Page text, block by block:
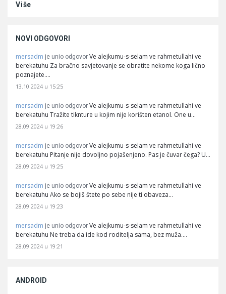
Više
NOVI ODGOVORI
mersadm je unio odgovor Ve alejkumu-s-selam ve rahmetullahi ve
berekatuhu Za bračno savjetovanje se obratite nekome koga lično
poznajete.…
13.10.2024 u 15:25
mersadm je unio odgovor Ve alejkumu-s-selam ve rahmetullahi ve
berekatuhu Tražite tiknture u kojim nije korišten etanol. One u…
28.09.2024 u 19:26
mersadm je unio odgovor Ve alejkumu-s-selam ve rahmetullahi ve
berekatuhu Pitanje nije dovoljno pojašenjeno. Pas je čuvar čega? U…
28.09.2024 u 19:25
mersadm je unio odgovor Ve alejkumu-s-selam ve rahmetullahi ve
berekatuhu Ako se bojiš štete po sebe nije ti obaveza…
28.09.2024 u 19:23
mersadm je unio odgovor Ve alejkumu-s-selam ve rahmetullahi ve
berekatuhu Ne treba da ide kod roditelja sama, bez muža.…
28.09.2024 u 19:21
ANDROID